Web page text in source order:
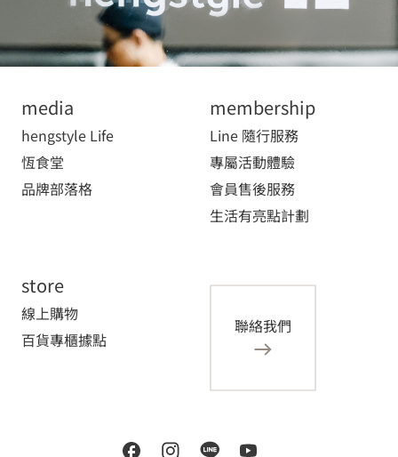
media
hengstyle Life
恆食堂
品牌部落格
membership
Line 隨行服務
專屬活動體驗
會員售後服務
生活有亮點計劃
store
線上購物
百貨專櫃據點
聯絡我們